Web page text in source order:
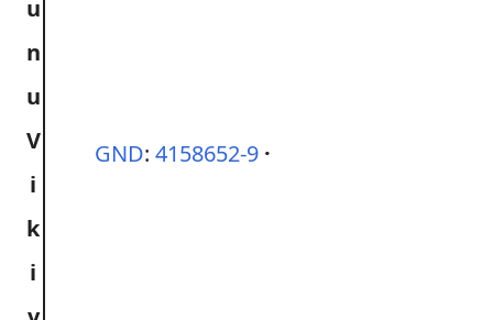
GND: 4158652-9